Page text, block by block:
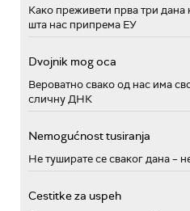
Како преживети прва три дана
шта нас припрема ЕУ
Dvojnik mog oca
Вероватно свако од нас има
сличну ДНК
Nemogućnost tusiranja
Не туширате се сваког дана –
Cestitke za uspeh